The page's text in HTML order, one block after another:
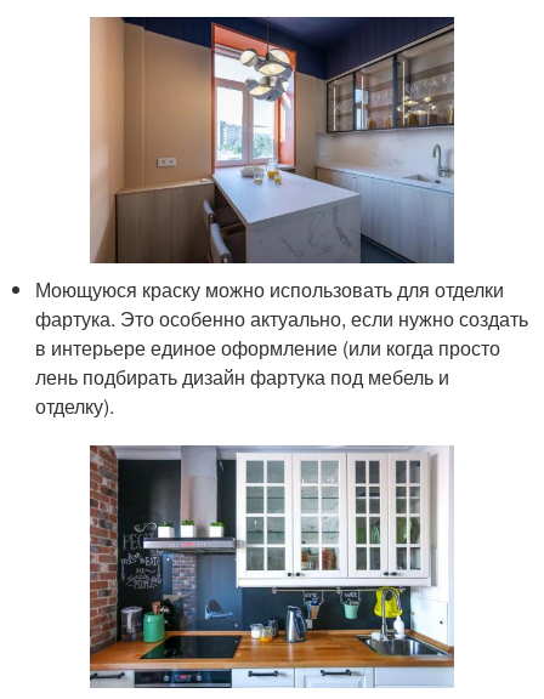
Моющуюся краску можно использовать для отделки
фартука. Это особенно актуально, если нужно создать
в интерьере единое оформление (или когда просто
лень подбирать дизайн фартука под мебель и
отделку).